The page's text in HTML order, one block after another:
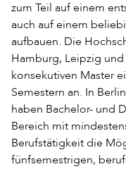
zum Teil auf einem
auch auf einem
aufbauen. Die
Hamburg, Leipzig
konsekutiven Master
Semestern an. In
haben Bachelor- und
Bereich mit
Berufstätigkeit die
fünfsemestrigen,